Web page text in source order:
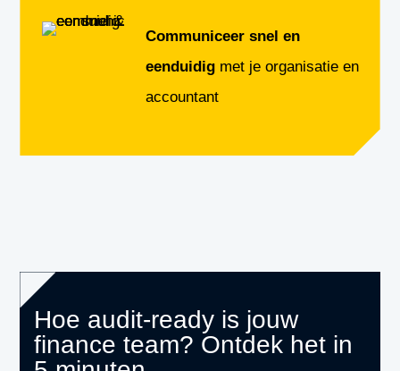
Communiceer snel en
eenduidigmet je organisatie en
accountant
Hoe audit-ready is jouw
finance team? Ontdek het in